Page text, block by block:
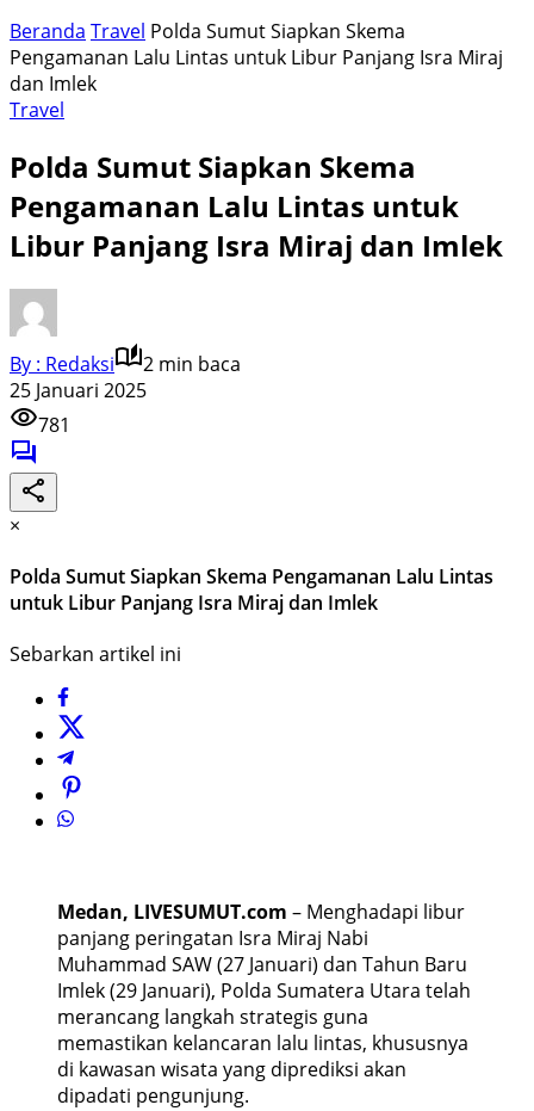
Beranda Travel Polda Sumut Siapkan Skema
Pengamanan Lalu Lintas untuk Libur Panjang Isra Miraj
dan Imlek
Travel
Polda Sumut Siapkan Skema
Pengamanan Lalu Lintas untuk
Libur Panjang Isra Miraj dan Imlek
By : Redaksi
2 min baca
25 Januari 2025
781
×
Polda Sumut Siapkan Skema Pengamanan Lalu Lintas
untuk Libur Panjang Isra Miraj dan Imlek
Sebarkan artikel ini
Medan, LIVESUMUT.com – Menghadapi libur
panjang peringatan Isra Miraj Nabi
Muhammad SAW (27 Januari) dan Tahun Baru
Imlek (29 Januari), Polda Sumatera Utara telah
merancang langkah strategis guna
memastikan kelancaran lalu lintas, khususnya
di kawasan wisata yang diprediksi akan
dipadati pengunjung.